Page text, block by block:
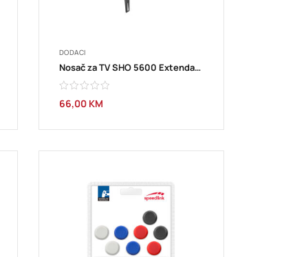
DODACI
Nosač za TV SHO 5600 Extendable holder TV 32”-55” STELL
66,00 KM